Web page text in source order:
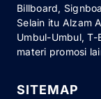
Billboard,
Selain itu Alzam
Umbul-Umbul, T-
materi promosi
SITEMAP